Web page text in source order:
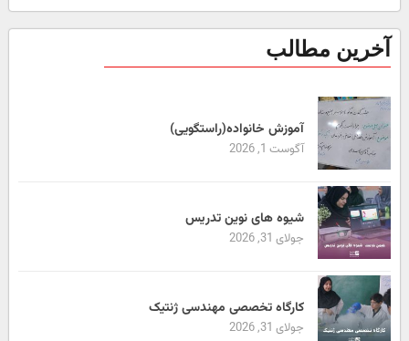
آخرین مطالب
آموزش خانواده(راستگویی)
آگوست 1, 2026
شیوه های نوین تدریس
جولای 31, 2026
کارگاه تخصصی مهندسی ژنتیک
جولای 31, 2026